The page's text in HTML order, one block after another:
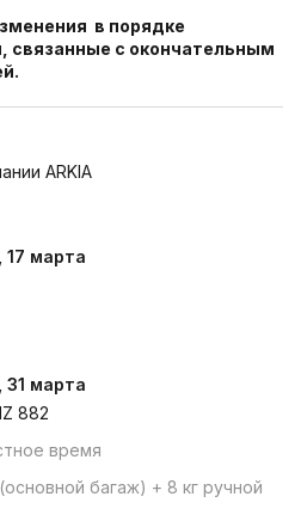
в порядке
связанные с окончательным
ARKIA
17 марта
31 марта
882
время
багаж) + 8 кг ручной